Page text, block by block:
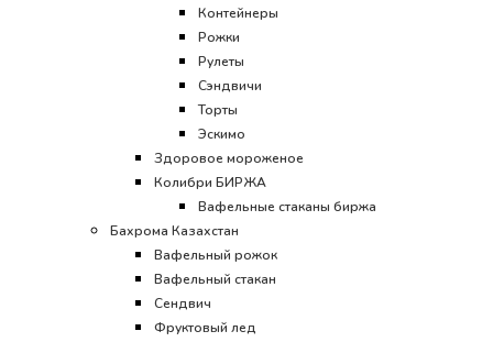
Контейнеры
Рожки
Рулеты
Сэндвичи
Торты
Эскимо
Здоровое мороженое
Колибри БИРЖА
Вафельные стаканы биржа
Бахрома Казахстан
Вафельный рожок
Вафельный стакан
Сендвич
Фруктовый лед